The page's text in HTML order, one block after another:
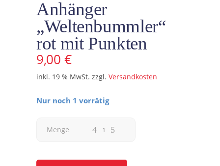
Anhänger
„Weltenbummler“
rot mit Punkten
9,00 €
inkl. 19 % MwSt. zzgl. Versandkosten
Nur noch 1 vorrätig
Anhänger
Menge